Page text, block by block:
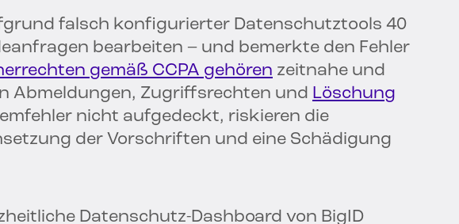
falsch konfigurierter Datenschutztools 40
bearbeiten – und bemerkte den Fehler
gemäß CCPA gehören zeitnahe und
Abmeldungen, Zugriffsrechten und Löschung
nicht aufgedeckt, riskieren die
der Vorschriften und eine Schädigung
Datenschutz-Dashboard von BigID